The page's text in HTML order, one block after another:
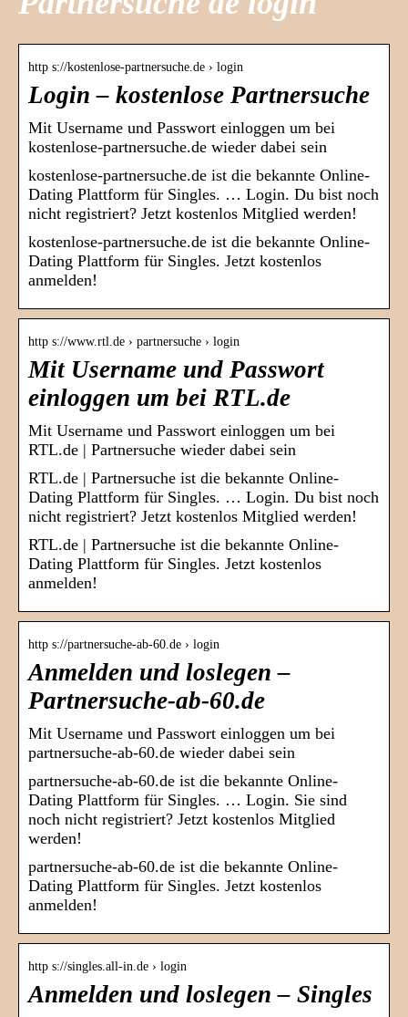
http s://kostenlose-partnersuche.de › login
Login – kostenlose Partnersuche
Mit Username und Passwort einloggen um bei
kostenlose-partnersuche.de wieder dabei sein
kostenlose-partnersuche.de ist die bekannte Online-
Dating Plattform für Singles. … Login. Du bist noch
nicht registriert? Jetzt kostenlos Mitglied werden!
kostenlose-partnersuche.de ist die bekannte Online-
Dating Plattform für Singles. Jetzt kostenlos
anmelden!
http s://www.rtl.de › partnersuche › login
Mit Username und Passwort
einloggen um bei RTL.de
Mit Username und Passwort einloggen um bei
RTL.de | Partnersuche wieder dabei sein
RTL.de | Partnersuche ist die bekannte Online-
Dating Plattform für Singles. … Login. Du bist noch
nicht registriert? Jetzt kostenlos Mitglied werden!
RTL.de | Partnersuche ist die bekannte Online-
Dating Plattform für Singles. Jetzt kostenlos
anmelden!
http s://partnersuche-ab-60.de › login
Anmelden und loslegen –
Partnersuche-ab-60.de
Mit Username und Passwort einloggen um bei
partnersuche-ab-60.de wieder dabei sein
partnersuche-ab-60.de ist die bekannte Online-
Dating Plattform für Singles. … Login. Sie sind
noch nicht registriert? Jetzt kostenlos Mitglied
werden!
partnersuche-ab-60.de ist die bekannte Online-
Dating Plattform für Singles. Jetzt kostenlos
anmelden!
http s://singles.all-in.de › login
Anmelden und loslegen – Singles